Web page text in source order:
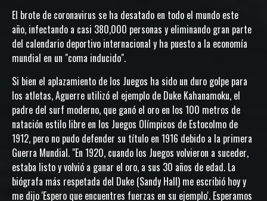
El brote de coronavirus se ha desatado en todo el mundo este
año, infectando a casi 380,000 personas y eliminando gran parte
del calendario deportivo internacional y ha puesto a la economía
mundial en un "coma inducido".
Si bien el aplazamiento de los Juegos ha sido un duro golpe para
los atletas, Aguerre utilizó el ejemplo de Duke Kahanamoku, el
padre del surf moderno, que ganó el oro en los 100 metros de
natación estilo libre en los Juegos Olímpicos de Estocolmo de
1912, pero no pudo defender su título en 1916 debido a la primera
Guerra Mundial. "En 1920, cuando los Juegos volvieron a suceder,
estaba listo y volvió a ganar el oro, a sus 30 años de edad. La
biógrafa más respetada del Duke (Sandy Hall) me escribió hoy y
me dijo 'Espero que encuentres fuerzas en su ejemplo'. Esperamos